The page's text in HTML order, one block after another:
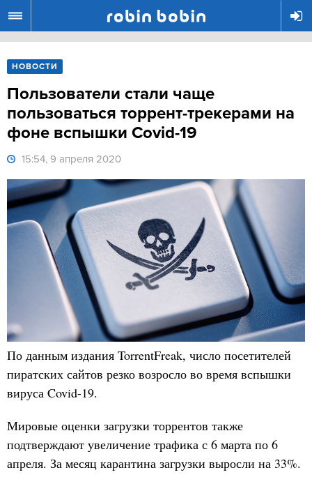
НОВОСТИ
Пользователи стали чаще
пользоваться торрент-трекерами на
фоне вспышки Covid-19
15:54, 9 апреля 2020
По данным издания TorrentFreak, число посетителей
пиратских сайтов резко возросло во время вспышки
вируса Covid-19.
Мировые оценки загрузки торрентов также
подтверждают увеличение трафика с 6 марта по 6
апреля. За месяц карантина загрузки выросли на 33%.